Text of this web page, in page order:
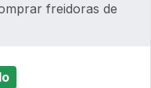
freidoras de